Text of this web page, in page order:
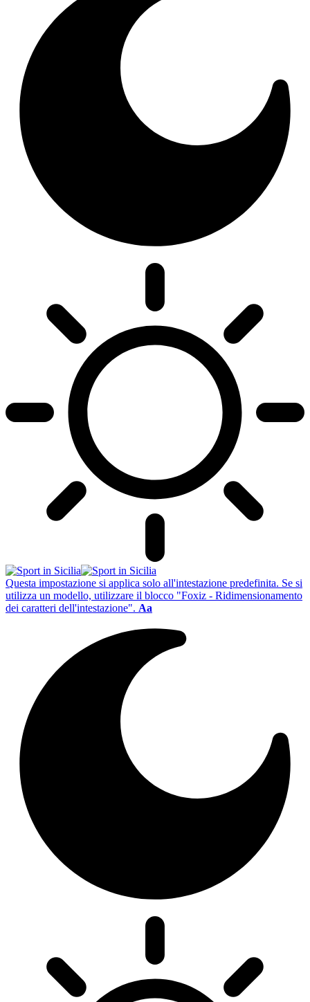
Questa impostazione si applica solo all'intestazione predefinita. Se si
utilizza un modello, utilizzare il blocco "Foxiz - Ridimensionamento
dei caratteri dell'intestazione". Aa